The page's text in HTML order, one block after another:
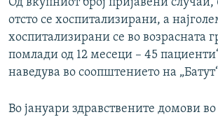
отсто се хоспитализирани, а
хоспитализирани се во возрасната
помлади од 12 месеци – 45
наведува во соопштението на
Во јануари здравствените домови во